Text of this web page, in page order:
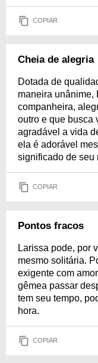
COPIAR
Cheia de alegria
Dotada de
maneira unânime,
companheira,
outro e que busca
agradável a vida
ela é adorável
significado de seu
COPIAR
Pontos fracos
Larissa pode, por
mesmo solitária.
exigente com
gêmea passar
tem seu tempo,
hora.
COPIAR